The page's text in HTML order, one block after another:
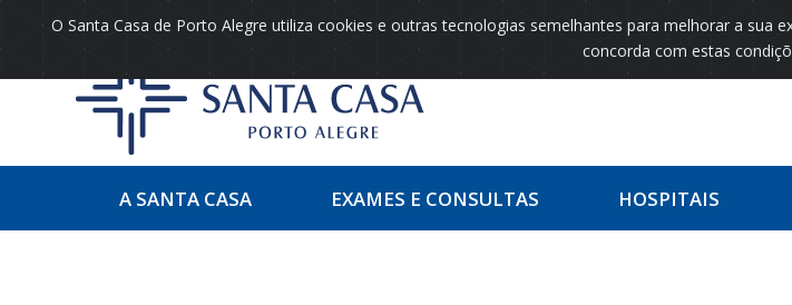
O Santa Casa de Porto Alegre utiliza cookies e outras tecnologias semelhantes para melhorar a sua
concorda com estas
A SANTA CASA EXAMES E CONSULTAS HOSPITAIS